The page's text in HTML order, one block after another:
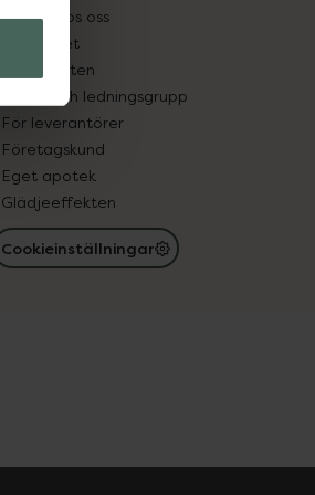
Jobba hos oss
Hållbarhet
Samarbeten
Ägare och ledningsgrupp
För leverantörer
Företagskund
Eget apotek
Glädjeeffekten
Cookieinställningar